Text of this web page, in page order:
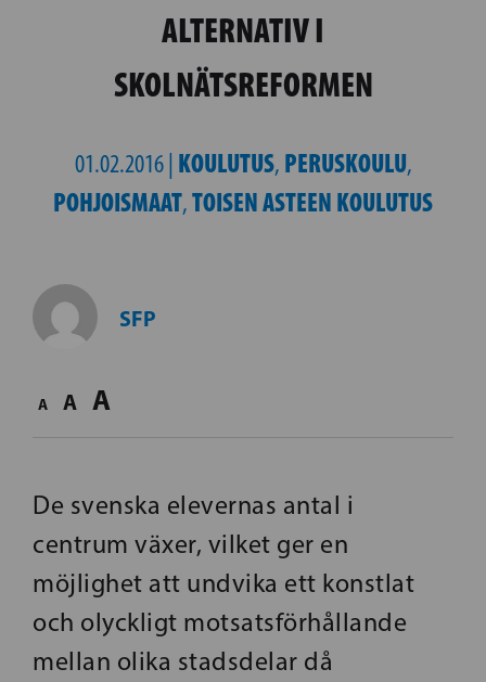
ALTERNATIV I
SKOLNÄTSREFORMEN
01.02.2016 | KOULUTUS, PERUSKOULU,
POHJOISMAAT,TOISEN ASTEEN KOULUTUS
SFP
A A A
De svenska elevernas antal i
centrum växer, vilket ger en
möjlighet att undvika ett konstlat
och olyckligt motsatsförhållande
mellan olika stadsdelar då